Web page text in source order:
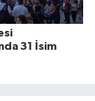
31 İsim